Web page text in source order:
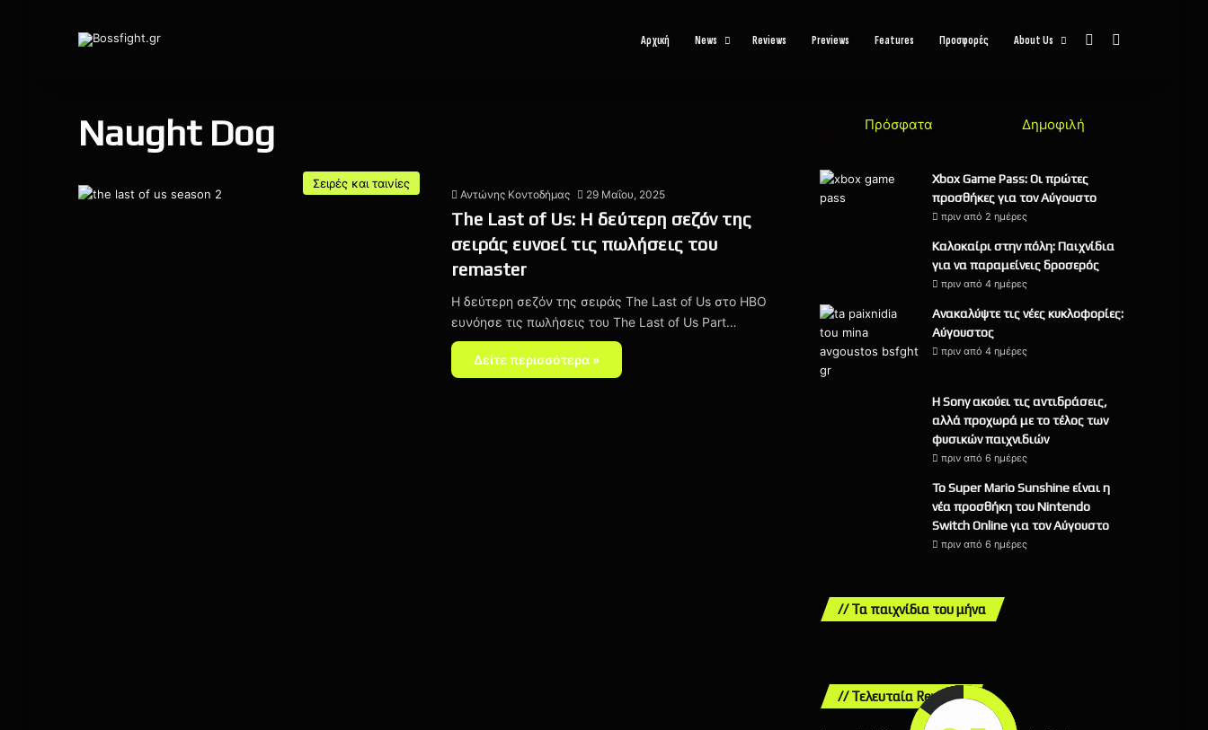
Αρχική News Reviews Previews Features Προσφορές About Us Sidebar
Naught Dog
Σειρές και ταινίες
Αντώνης Κοντοδήμας 29 Μαΐου, 2025
The Last of Us: Η δεύτερη σεζόν της
σειράς ευνοεί τις πωλήσεις του
remaster
Η δεύτερη σεζόν της σειράς The Last of Us στο HBO
ευνόησε τις πωλήσεις του The Last of Us Part…
Δείτε περισσότερα »
Πρόσφατα Δημοφιλή
Xbox Game Pass: Οι πρώτες
προσθήκες για τον Αύγουστο
πριν από 2 ημέρες
Καλοκαίρι στην πόλη: Παιχνίδια
για να παραμείνεις δροσερός
πριν από 4 ημέρες
Ανακαλύψτε τις νέες κυκλοφορίες:
Αύγουστος
πριν από 4 ημέρες
Η Sony ακούει τις αντιδράσεις,
αλλά προχωρά με το τέλος των
φυσικών παιχνιδιών
πριν από 6 ημέρες
Το Super Mario Sunshine είναι η
νέα προσθήκη του Nintendo
Switch Online για τον Αύγουστο
πριν από 6 ημέρες
// Τα παιχνίδια του μήνα
// Τελευταία Reviews